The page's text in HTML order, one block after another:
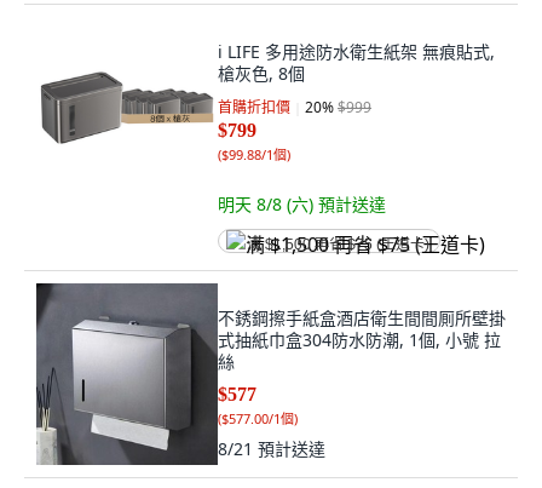
i LIFE 多用途防水衛生紙架 無痕貼式,
槍灰色, 8個
首購折扣價 20%$999
$799
($99.88/1個)
明天 8/8 (六) 預計送達
满 $1,500 再省 $75 (王道卡)
不銹鋼擦手紙盒酒店衛生間間厠所壁掛
式抽紙巾盒304防水防潮, 1個, 小號 拉
絲
$577
($577.00/1個)
8/21 預計送達